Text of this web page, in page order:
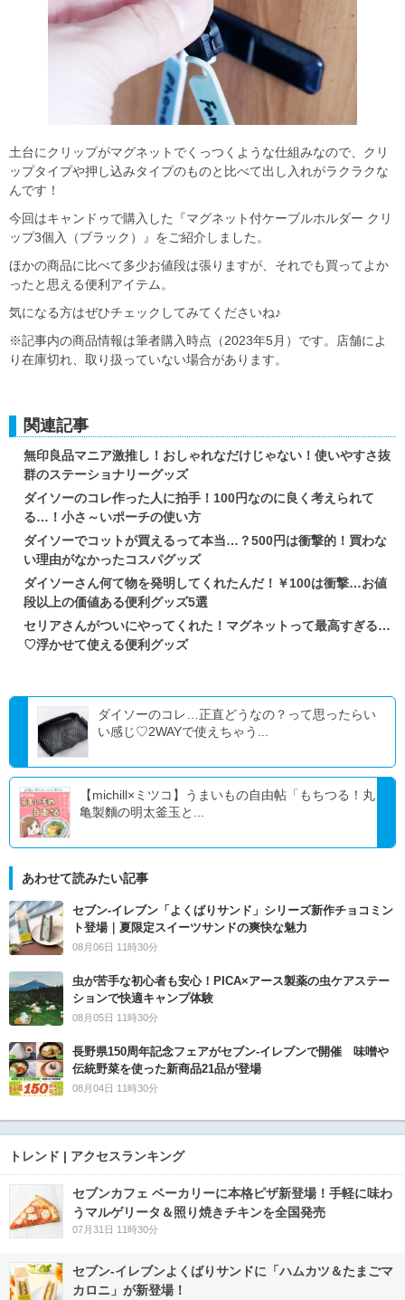
土台にクリップがマグネットでくっつくような仕組みなので、クリ
ップタイプや押し込みタイプのものと比べて出し入れがラクラクな
んです！
今回はキャンドゥで購入した『マグネット付ケーブルホルダー クリ
ップ3個入（ブラック）』をご紹介しました。
ほかの商品に比べて多少お値段は張りますが、それでも買ってよか
ったと思える便利アイテム。
気になる方はぜひチェックしてみてくださいね♪
※記事内の商品情報は筆者購入時点（2023年5月）です。店舗によ
り在庫切れ、取り扱っていない場合があります。
関連記事
無印良品マニア激推し！おしゃれなだけじゃない！使いやすさ抜
群のステーショナリーグッズ
ダイソーのコレ作った人に拍手！100円なのに良く考えられて
る…！小さ～いポーチの使い方
ダイソーでコットが買えるって本当…？500円は衝撃的！買わな
い理由がなかったコスパグッズ
ダイソーさん何て物を発明してくれたんだ！￥100は衝撃…お値
段以上の価値ある便利グッズ5選
セリアさんがついにやってくれた！マグネットって最高すぎる…
♡浮かせて使える便利グッズ
ダイソーのコレ…正直どうなの？って思ったらい
い感じ♡2WAYで使えちゃう...
【michill×ミツコ】うまいもの自由帖「もちつる！丸
亀製麵の明太釜玉と...
あわせて読みたい記事
セブン‐イレブン「よくばりサンド」シリーズ新作チョコミン
ト登場｜夏限定スイーツサンドの爽快な魅力
08月06日 11時30分
虫が苦手な初心者も安心！PICA×アース製薬の虫ケアステー
ションで快適キャンプ体験
08月05日 11時30分
長野県150周年記念フェアがセブン-イレブンで開催 味噌や
伝統野菜を使った新商品21品が登場
08月04日 11時30分
トレンド | アクセスランキング
セブンカフェ ベーカリーに本格ピザ新登場！手軽に味わ
うマルゲリータ＆照り焼きチキンを全国発売
07月31日 11時30分
セブン‐イレブンよくばりサンドに「ハムカツ＆たまごマ
カロニ」が新登場！